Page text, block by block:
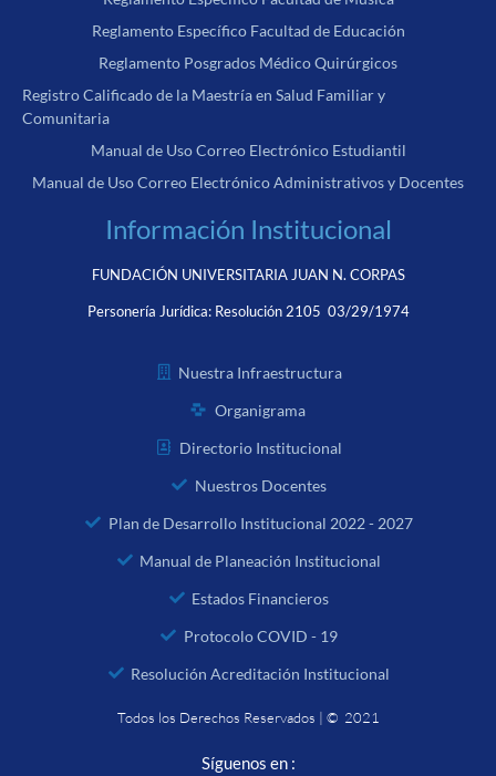
Reglamento Específico Facultad de Educación
Reglamento Posgrados Médico Quirúrgicos
Registro Calificado de la Maestría en Salud Familiar y
Comunitaria
Manual de Uso Correo Electrónico Estudiantil
Manual de Uso Correo Electrónico Administrativos y Docentes
Información Institucional
FUNDACIÓN UNIVERSITARIA JUAN N. CORPAS
Personería Jurídica: Resolución 2105 03/29/1974
Nuestra Infraestructura
Organigrama
Directorio Institucional
Nuestros Docentes
Plan de Desarrollo Institucional 2022 - 2027
Manual de Planeación Institucional
Estados Financieros
Protocolo COVID - 19
Resolución Acreditación Institucional
Todos los Derechos Reservados | © 2021
Síguenos en :